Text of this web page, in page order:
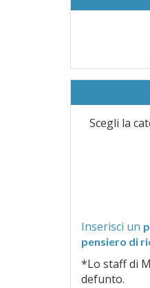
Scegli la
Inserisci un
pensiero di
*Lo staff di
defunto.